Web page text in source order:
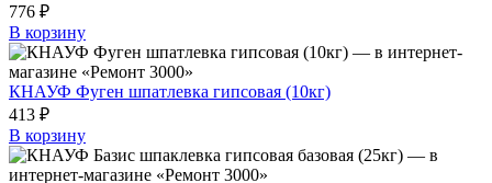
776 ₽
В корзину
КНАУФ Фуген шпатлевка гипсовая (10кг)
413 ₽
В корзину